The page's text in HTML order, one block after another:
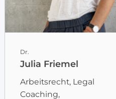
Dr.
Julia Friemel
Arbeitsrecht, Legal
Coaching,